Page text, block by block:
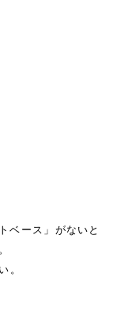
ベース」がないと
。